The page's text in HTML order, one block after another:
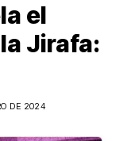
el
Jirafa:
DE 2024